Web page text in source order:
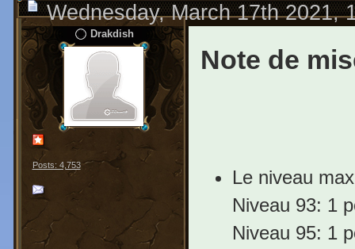
Wednesday, March 17th 2021,
Drakdish
Posts: 4,753
Note de
Le niveau
Niveau 93: 1
Niveau 95: 1